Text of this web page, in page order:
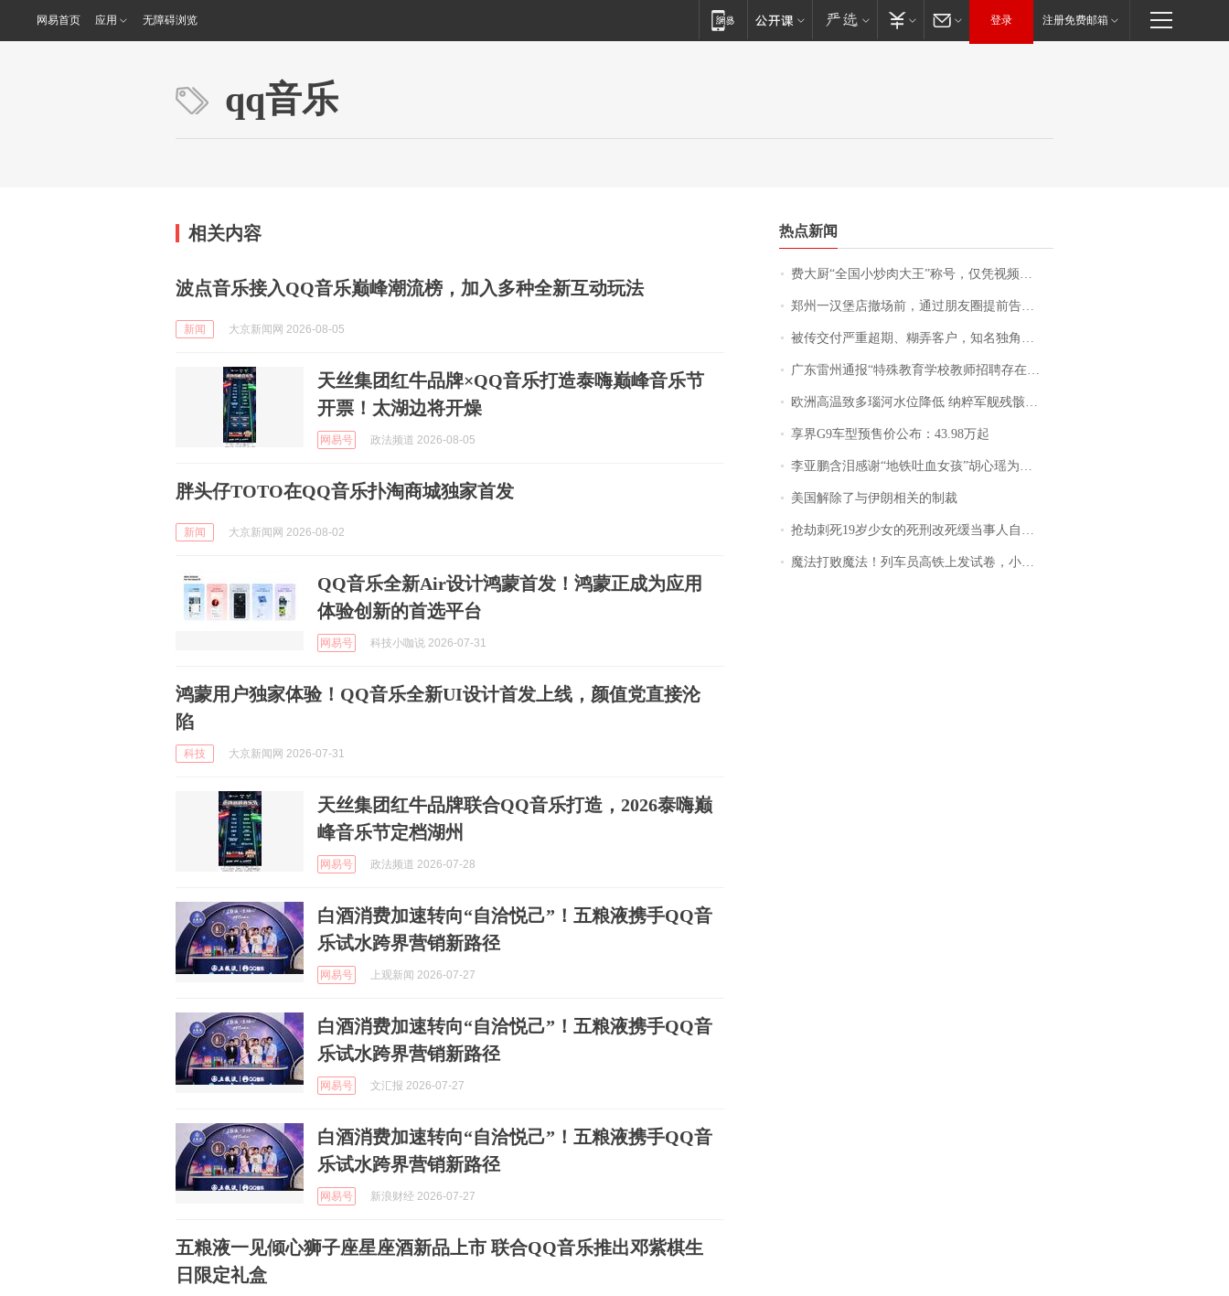
网易首页 应用 无障碍浏览 登录 注册免费邮箱
qq音乐
相关内容
波点音乐接入QQ音乐巅峰潮流榜，加入多种全新互动玩法
新闻 大京新闻网 2026-08-05
天丝集团红牛品牌×QQ音乐打造泰嗨巅峰音乐节
开票！太湖边将开燥
网易号 政法频道 2026-08-05
胖头仔TOTO在QQ音乐扑淘商城独家首发
新闻 大京新闻网 2026-08-02
QQ音乐全新Air设计鸿蒙首发！鸿蒙正成为应用
体验创新的首选平台
网易号 科技小咖说 2026-07-31
鸿蒙用户独家体验！QQ音乐全新UI设计首发上线，颜值党直接沦
陷
科技 大京新闻网 2026-07-31
天丝集团红牛品牌联合QQ音乐打造，2026泰嗨巅
峰音乐节定档湖州
网易号 政法频道 2026-07-28
白酒消费加速转向“自洽悦己”！五粮液携手QQ音
乐试水跨界营销新路径
网易号 上观新闻 2026-07-27
白酒消费加速转向“自洽悦己”！五粮液携手QQ音
乐试水跨界营销新路径
网易号 文汇报 2026-07-27
白酒消费加速转向“自洽悦己”！五粮液携手QQ音
乐试水跨界营销新路径
网易号 新浪财经 2026-07-27
五粮液一见倾心狮子座星座酒新品上市 联合QQ音乐推出邓紫棋生
日限定礼盒
热点新闻
费大厨“全国小炒肉大王”称号，仅凭视频评出？中国烹饪协会回应
郑州一汉堡店撤场前，通过朋友圈提前告知逐一退费，有顾客仅剩1元也全被退回，分文不少；顾客：言而有信，让人感动
被传交付严重超期、糊弄客户，知名独角兽车企创始人回应：都没证据，将依法采取措施，“本人长期与美国交管局保持沟通，对方表示肯定”
广东雷州通报“特殊教育学校教师招聘存在违规行为”：已启动问责程序 副校长被停职
欧洲高温致多瑙河水位降低 纳粹军舰残骸重见天日
享界G9车型预售价公布：43.98万起
李亚鹏含泪感谢“地铁吐血女孩”胡心瑶为嫣然天使捐99999元：这份捐赠太沉重，尊重其捐赠意愿，个人向胡心瑶和她的病友之家各捐赠99999元
美国解除了与伊朗相关的制裁
抢劫刺死19岁少女的死刑改死缓当事人自述：出狱11年间始终刻意躲避被害人家属
魔法打败魔法！列车员高铁上发试卷，小朋友一秒静音，12306回应：列车员个人行为，不是铁路规定